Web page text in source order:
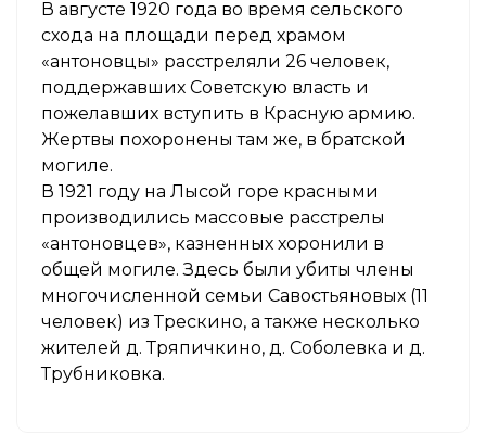
В августе 1920 года во время сельского
схода на площади перед храмом
«антоновцы» расстреляли 26 человек,
поддержавших Советскую власть и
пожелавших вступить в Красную армию.
Жертвы похоронены там же, в братской
могиле.
В 1921 году на Лысой горе красными
производились массовые расстрелы
«антоновцев», казненных хоронили в
общей могиле. Здесь были убиты члены
многочисленной семьи Савостьяновых (11
человек) из Трескино, а также несколько
жителей д. Тряпичкино, д. Соболевка и д.
Трубниковка.